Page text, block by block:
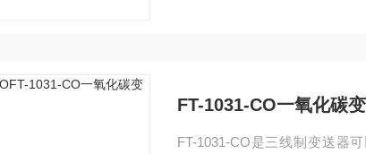
FT-1031-CO一氧化碳
FT-1031-CO是三线制变送器